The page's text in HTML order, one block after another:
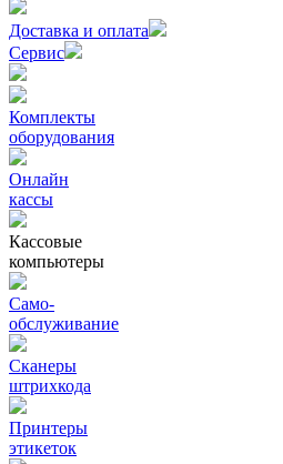
Доставка и оплата
Сервис
Комплекты
оборудования
Онлайн
кассы
Кассовые
компьютеры
Само-
обслуживание
Сканеры
штрихкода
Принтеры
этикеток